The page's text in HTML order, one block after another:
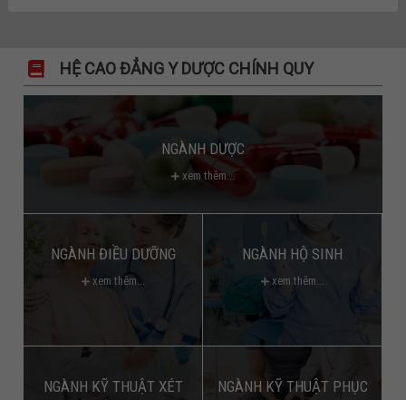
HỆ CAO ĐẲNG Y DƯỢC CHÍNH QUY
NGÀNH DƯỢC
xem thêm...
NGÀNH ĐIỀU DƯỠNG
xem thêm...
NGÀNH HỘ SINH
xem thêm...
NGÀNH KỸ THUẬT XÉT
NGÀNH KỸ THUẬT PHỤC